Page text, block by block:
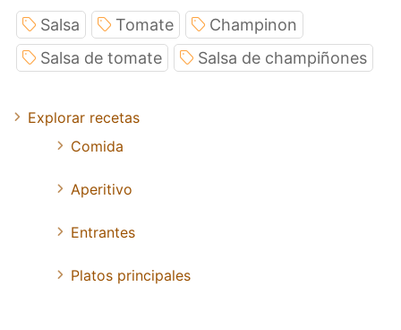
Salsa Tomate
Champinon
Salsa de tomate
Salsa de champiñones
Explorar recetas
Comida
Aperitivo
Entrantes
Platos principales